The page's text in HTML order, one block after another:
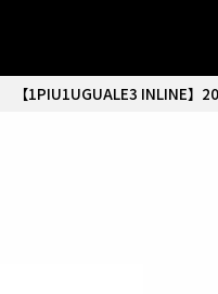
【1PIU1UGUALE3 INLINE】